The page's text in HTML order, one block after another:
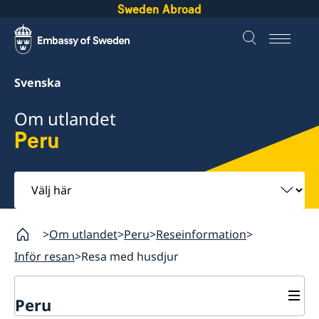
Sweden Abroad
Svenska
Om utlandet
Peru
Välj
här
Om utlandet Peru Reseinformation
Inför resan Resa med husdjur
Peru